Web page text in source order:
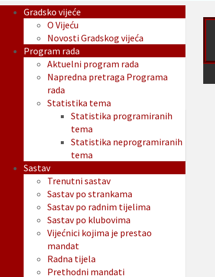
Gradsko vijeće
O Vijeću
Novosti Gradskog vijeća
Program rada
Aktuelni program rada
Napredna pretraga Programa
rada
Statistika tema
Statistika programiranih
tema
Statistika neprogramiranih
tema
Sastav
Trenutni sastav
Sastav po strankama
Sastav po radnim tijelima
Sastav po klubovima
Vijećnici kojima je prestao
mandat
Radna tijela
Prethodni mandati